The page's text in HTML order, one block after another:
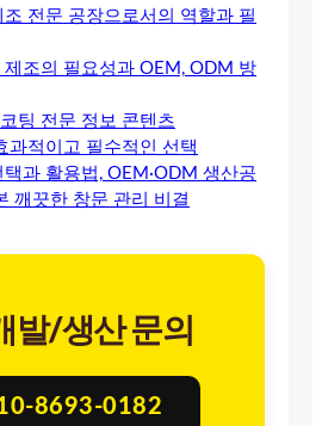
전문 공장으로서의 역할과 필
제조의 필요성과 OEM, ODM 방
팅 전문 정보 콘텐츠
과적이고 필수적인 선택
과 활용법, OEM·ODM 생산공
깨끗한 창문 관리 비결
발/생산 문의
8693-0182